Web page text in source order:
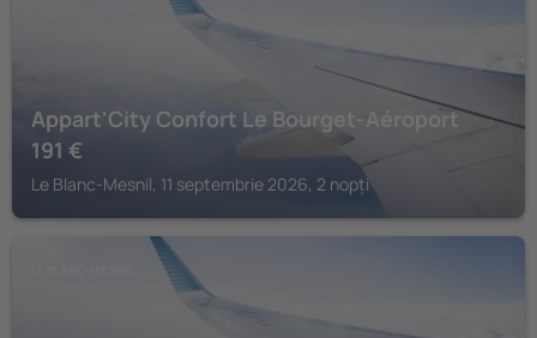
Appart'City Confort Le Bourget-Aéroport
191 €
Le Blanc-Mesnil, 11 septembrie 2026, 2 nopți